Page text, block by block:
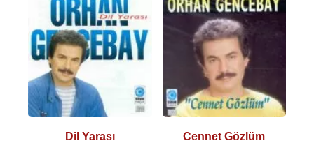
Dil Yarası Cennet Gözlüm